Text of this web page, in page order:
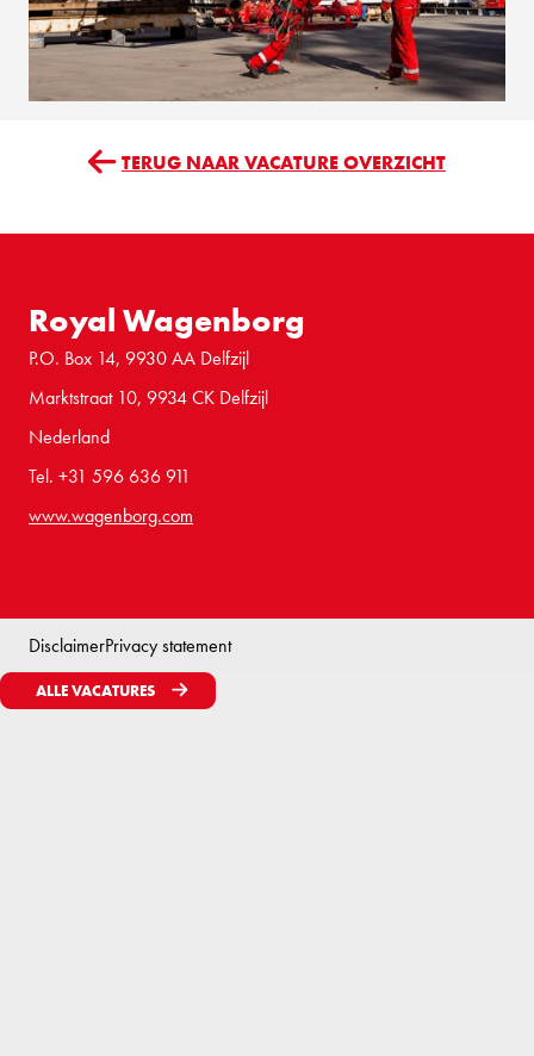
TERUG NAAR VACATURE OVERZICHT
Royal Wagenborg
P.O. Box 14, 9930 AA Delfzijl
Marktstraat 10, 9934 CK Delfzijl
Nederland
Tel. +31 596 636 911
www.wagenborg.com
DisclaimerPrivacy statement
ALLE VACATURES